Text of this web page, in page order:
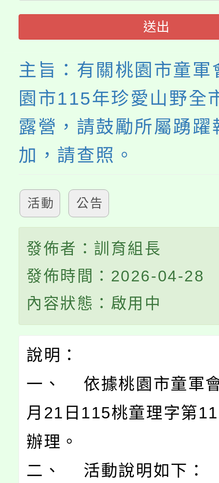
代理(課)教師甄選結果(
轉知中國文化大學推廣
《TA101》溝通分析基
程，歡迎學生輔導中心
心理、諮商輔導、社會
系所師生報名參加。
送出
主旨：有關桃園市童軍
園市115年珍愛山野全
露營，請鼓勵所屬踴躍
加，請查照。
活動 公告
發佈者：訓育組長
發佈時間：2026-04-28
內容狀態：啟用中
說明：
一、 依據桃園市童軍
月21日115桃童理字第
辦理。
二、 活動說明如下：